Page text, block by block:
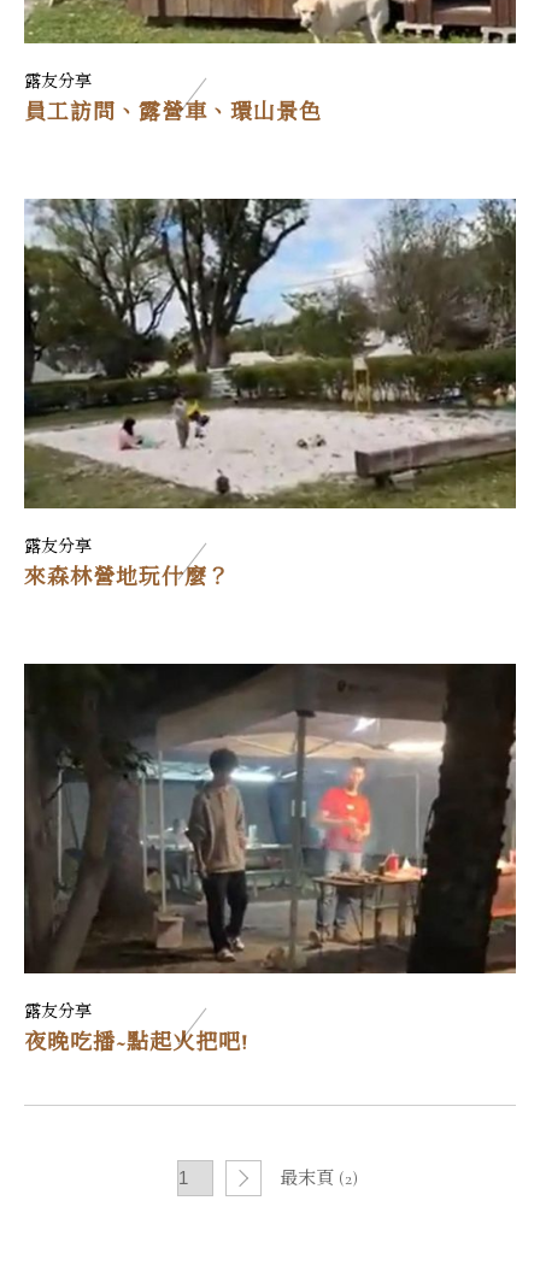
露友分享
員工訪問、露營車、環山景色
露友分享
來森林營地玩什麼？
露友分享
夜晚吃播~點起火把吧!
最末頁 (2)